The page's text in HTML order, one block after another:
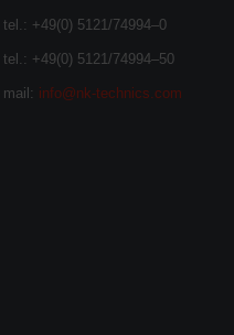
tel.: +49(0) 5121/74994–0
tel.: +49(0) 5121/74994–50
mail: info@nk-technics.com